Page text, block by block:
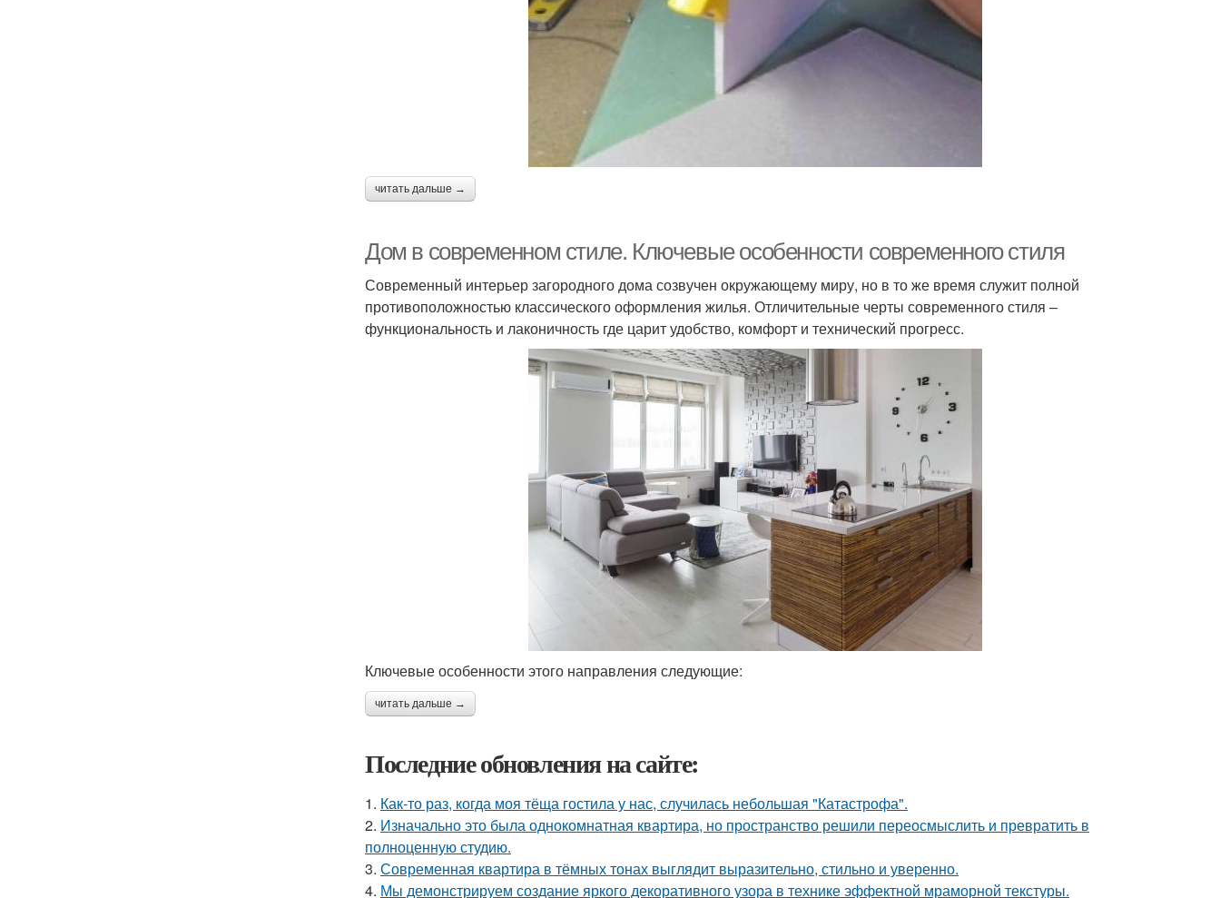
читать дальше →
Дом в современном стиле. Ключевые особенности современного стиля
Современный интерьер загородного дома созвучен окружающему миру, но в то же время служит полной
противоположностью классического оформления жилья. Отличительные черты современного стиля –
функциональность и лаконичность где царит удобство, комфорт и технический прогресс.
Ключевые особенности этого направления следующие:
читать дальше →
Последние обновления на сайте:
1. Как-то раз, когда моя тёща гостила у нас, случилась небольшая "Катастрофа".
2. Изначально это была однокомнатная квартира, но пространство решили переосмыслить и превратить в
полноценную студию.
3. Современная квартира в тёмных тонах выглядит выразительно, стильно и уверенно.
4. Мы демонстрируем создание яркого декоративного узора в технике эффектной мраморной текстуры.